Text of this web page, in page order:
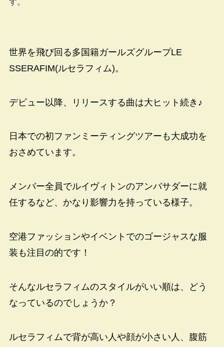
世界を飛び回る多国籍ガールズグループLE
SSERAFIM(ルセラフィム)。
デビュー以降、リリースする曲は大ヒット続き♪
日本での初ファンミーティングツアーも大成功を
おさめています。
メンバー全員でルイヴィトンのアンバサダーに就
任するなど、かなり影響力を持っている様子。
空港ファッションやイベントでのゴージャスな服
装も注目の的です！
そんなルセラフィムのスタイルがいい順は、どう
なっているのでしょうか？
ルセラフィムで背が高い人や顔が小さい人、腹筋